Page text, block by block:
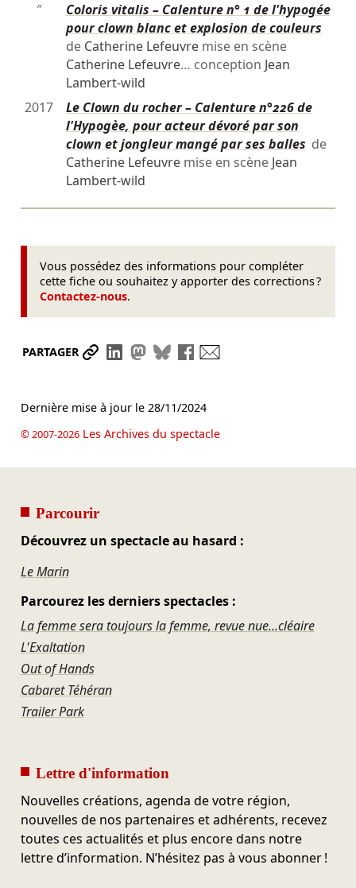
″
Coloris vitalis – Calenture n° 1 de l'hypogée
pour clown blanc et explosion de couleurs
de Catherine Lefeuvremise en scène
Catherine Lefeuvre… conception Jean
Lambert-wild
2017
Le Clown du rocher – Calenture n°226 de
l'Hypogèe, pour acteur dévoré par son
clown et jongleur mangé par ses balles de
Catherine Lefeuvremise en scène Jean
Lambert-wild
Vous possédez des informations pour compléter
cette fiche ou souhaitez y apporter des corrections ?
Contactez-nous.
PARTAGER Partager le lien
Partager sur LinkedIn
Partager sur Mastodon
Partager sur Bluesky
Partager sur Facebook
Dernière mise à jour le 28/11/2024
© 2007-2026Les Archives du spectacle
Parcourir
Découvrez un spectacle au hasard :
Le Marin
Parcourez les derniers spectacles :
La femme sera toujours la femme, revue nue...cléaire
L'Exaltation
Out of Hands
Cabaret Téhéran
Trailer Park
Lettre d'information
Nouvelles créations, agenda de votre région,
nouvelles de nos partenaires et adhérents, recevez
toutes ces actualités et plus encore dans notre
lettre d’information. N’hésitez pas à vous abonner !